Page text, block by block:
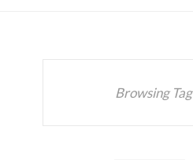
Browsing Tag